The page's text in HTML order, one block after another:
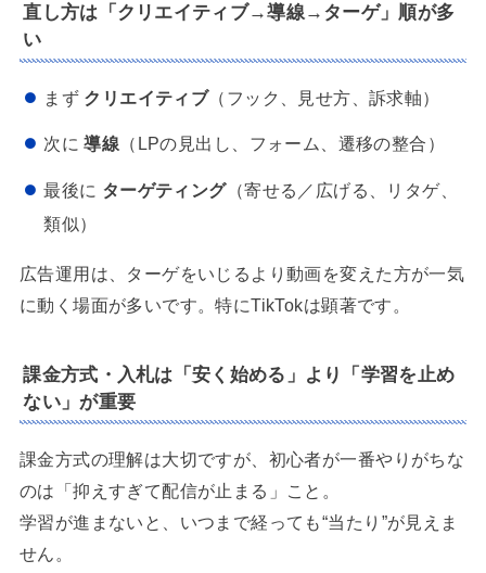
直し方は「クリエイティブ→導線→ターゲ」順が多
い
まず クリエイティブ（フック、見せ方、訴求軸）
次に導線 （LPの見出し、フォーム、遷移の整合）
最後に ターゲティング（寄せる／広げる、リタゲ、
類似）
広告運用は、ターゲをいじるより動画を変えた方が一気
に動く場面が多いです。特にTikTokは顕著です。
課金方式・入札は「安く始める」より「学習を止め
ない」が重要
課金方式の理解は大切ですが、初心者が一番やりがちな
のは「抑えすぎて配信が止まる」こと。
学習が進まないと、いつまで経っても“当たり”が見えま
せん。